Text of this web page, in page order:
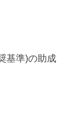
基準)の助成